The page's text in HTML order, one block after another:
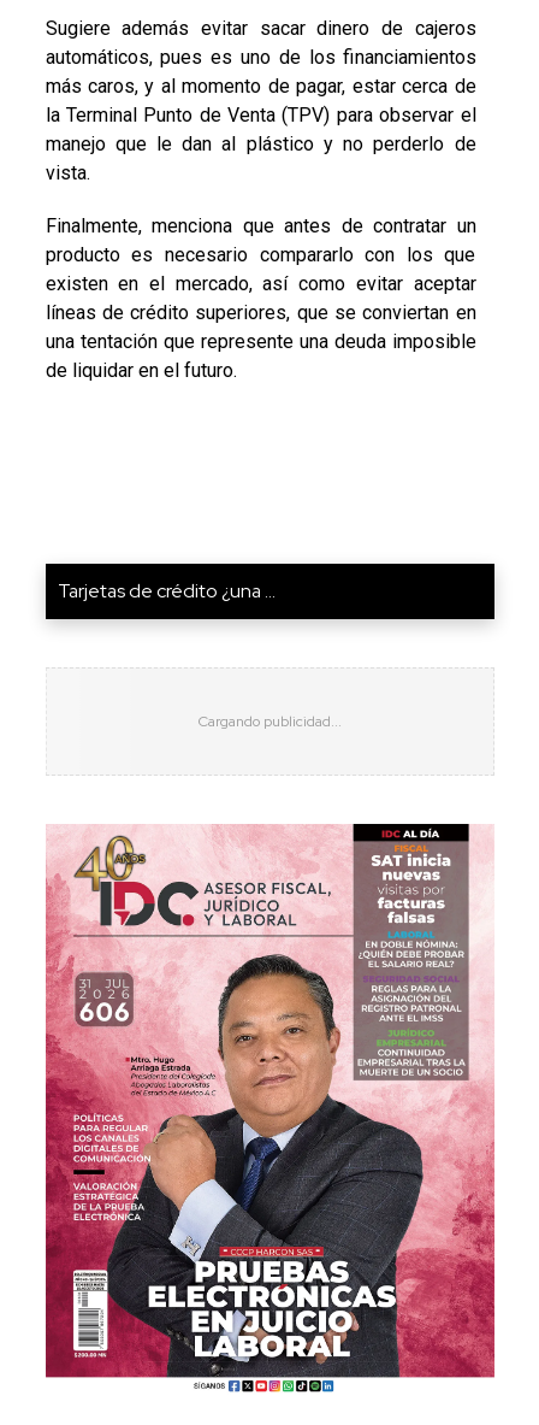
Sugiere además evitar sacar dinero de cajeros
automáticos, pues es uno de los financiamientos
más caros, y al momento de pagar, estar cerca de
la Terminal Punto de Venta (TPV) para observar el
manejo que le dan al plástico y no perderlo de
vista.
Finalmente, menciona que antes de contratar un
producto es necesario compararlo con los que
existen en el mercado, así como evitar aceptar
líneas de crédito superiores, que se conviertan en
una tentación que represente una deuda imposible
de liquidar en el futuro.
Tarjetas de crédito ¿una ...